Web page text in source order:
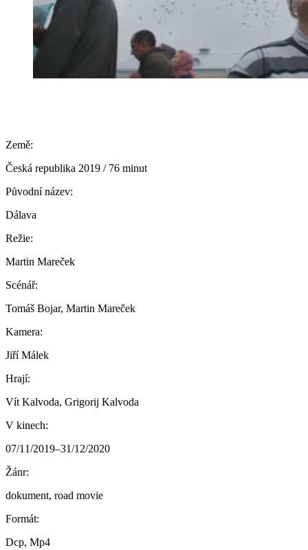
Země:
Česká republika 2019 / 76 minut
Původní název:
Dálava
Režie:
Martin Mareček
Scénář:
Tomáš Bojar, Martin Mareček
Kamera:
Jiří Málek
Hrají:
Vít Kalvoda, Grigorij Kalvoda
V kinech:
07/11/2019–31/12/2020
Žánr:
dokument, road movie
Formát:
Dcp, Mp4